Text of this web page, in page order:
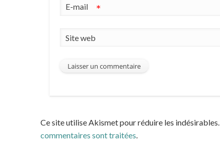
E-mail *
Site web
Ce site utilise Akismet pour réduire les indésirables.
commentaires sont traitées.